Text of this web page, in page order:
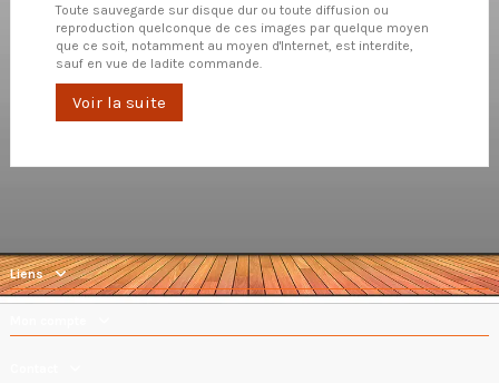
Toute sauvegarde sur disque dur ou toute diffusion ou
reproduction quelconque de ces images par quelque moyen
que ce soit, notamment au moyen d'Internet, est interdite,
sauf en vue de ladite commande.
Voir la suite
Liens